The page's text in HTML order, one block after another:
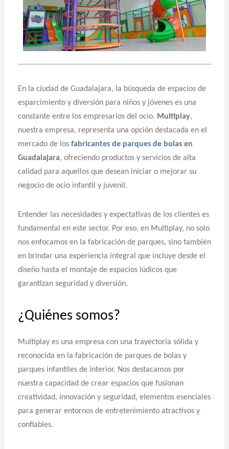
En la ciudad de Guadalajara, la búsqueda de espacios de
esparcimiento y diversión para niños y jóvenes es una
constante entre los empresarios del ocio. Multiplay,
nuestra empresa, representa una opción destacada en el
mercado de los fabricantes de parques de bolasen
Guadalajara, ofreciendo productos y servicios de alta
calidad para aquellos que desean iniciar o mejorar su
negocio de ocio infantil y juvenil.
Entender las necesidades y expectativas de los clientes es
fundamental en este sector. Por eso, en Multiplay, no solo
nos enfocamos en la fabricación de parques, sino también
en brindar una experiencia integral que incluye desde el
diseño hasta el montaje de espacios lúdicos que
garantizan seguridad y diversión.
¿Quiénes somos?
Multiplay es una empresa con una trayectoria sólida y
reconocida en la fabricación de parques de bolas y
parques infantiles de interior. Nos destacamos por
nuestra capacidad de crear espacios que fusionan
creatividad, innovación y seguridad, elementos esenciales
para generar entornos de entretenimiento atractivos y
confiables.